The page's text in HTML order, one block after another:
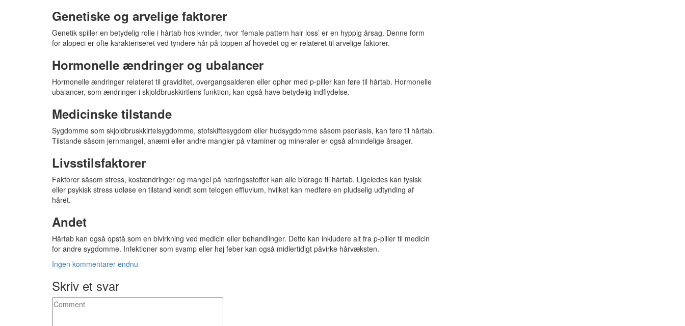
Genetiske og arvelige faktorer
Genetik spiller en betydelig rolle i hårtab hos kvinder, hvor ‘female pattern hair loss’ er en hyppig årsag. Denne form
for alopeci er ofte karakteriseret ved tyndere hår på toppen af hovedet og er relateret til arvelige faktorer.
Hormonelle ændringer og ubalancer
Hormonelle ændringer relateret til graviditet, overgangsalderen eller ophør med p-piller kan føre til hårtab. Hormonelle
ubalancer, som ændringer i skjoldbruskkirtlens funktion, kan også have betydelig indflydelse.
Medicinske tilstande
Sygdomme som skjoldbruskkirtelsygdomme, stofskiftesygdom eller hudsygdomme såsom psoriasis, kan føre til hårtab.
Tilstande såsom jernmangel, anæmi eller andre mangler på vitaminer og mineraler er også almindelige årsager.
Livsstilsfaktorer
Faktorer såsom stress, kostændringer og mangel på næringsstoffer kan alle bidrage til hårtab. Ligeledes kan fysisk
eller psykisk stress udløse en tilstand kendt som telogen effluvium, hvilket kan medføre en pludselig udtynding af
håret.
Andet
Hårtab kan også opstå som en bivirkning ved medicin eller behandlinger. Dette kan inkludere alt fra p-piller til medicin
for andre sygdomme. Infektioner som svamp eller høj feber kan også midlertidigt påvirke hårvæksten.
Ingen kommentarer endnu
Skriv et svar